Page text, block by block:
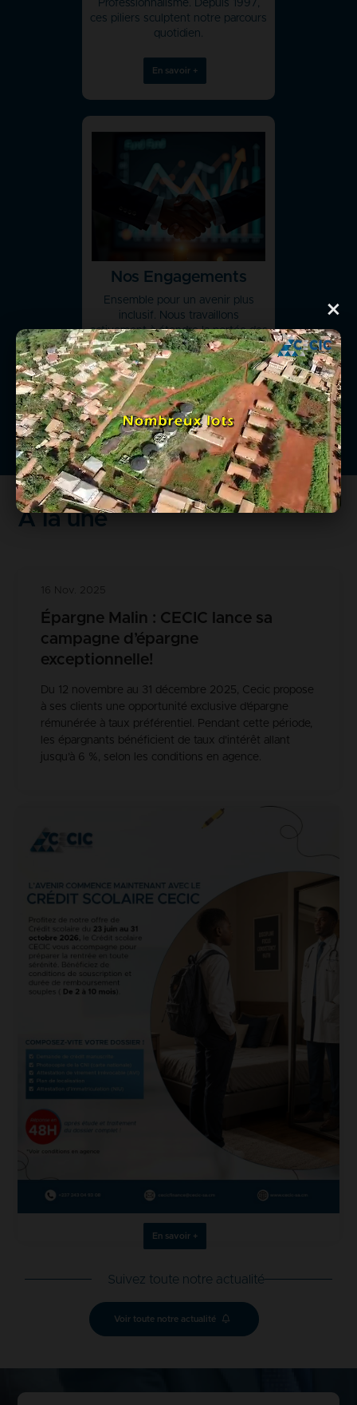
Professionnalisme. Depuis 1997,
ces piliers sculptent notre parcours
quotidien.
En savoir +
Nos Engagements
Ensemble pour un avenir plus
inclusif. Nous travaillons
activement à étendre la portée des
services financiers tant en milieu
urbain que rural.
En savoir +
À la une
16 Nov. 2025
Épargne Malin : CECIC lance sa
campagne d’épargne
exceptionnelle!
Du 12 novembre au 31 décembre 2025, Cecic propose
à ses clients une opportunité exclusive d’épargne
rémunérée à taux préférentiel. Pendant cette période,
les épargnants bénéficient de taux d’intérêt allant
jusqu’à 6 %, selon les conditions en agence.
En savoir +
Suivez toute notre actualité
Voir toute notre actualité
×